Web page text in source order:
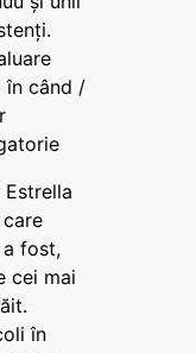
în când /
fost,
cei mai
în